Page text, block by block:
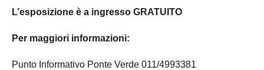
L’esposizione è a ingresso GRATUITO
Per maggiori informazioni:
Punto Informativo Ponte Verde 011/4993381